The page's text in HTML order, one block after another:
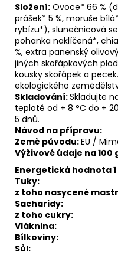
Složení: Ovoce* 66 %
prášek* 5 %, moruše
rybízu*), slunečnicová
pohanka naklíčená*,
%, extra panenský
jiných skořápkových
kousky skořápek a
ekologického
Skladování:Skladujte
teplotě od + 8 °C do +
5 dnů.
Návod na přípravu:
Země původu:EU /
Výživové údaje na 100
Energetická hodnota 1
Tuky:
z toho nasycené
Sacharidy:
z toho cukry:
Vláknina:
Bílkoviny:
Sůl: